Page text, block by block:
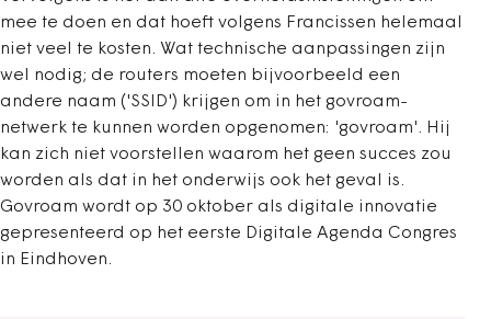
mee te doen en dat hoeft volgens Francissen helemaal
niet veel te kosten. Wat technische aanpassingen zijn
wel nodig; de routers moeten bijvoorbeeld een
andere naam ('SSID') krijgen om in het govroam-
netwerk te kunnen worden opgenomen: 'govroam'. Hij
kan zich niet voorstellen waarom het geen succes zou
worden als dat in het onderwijs ook het geval is.
Govroam wordt op 30 oktober als digitale innovatie
gepresenteerd op het eerste Digitale Agenda Congres
in Eindhoven.